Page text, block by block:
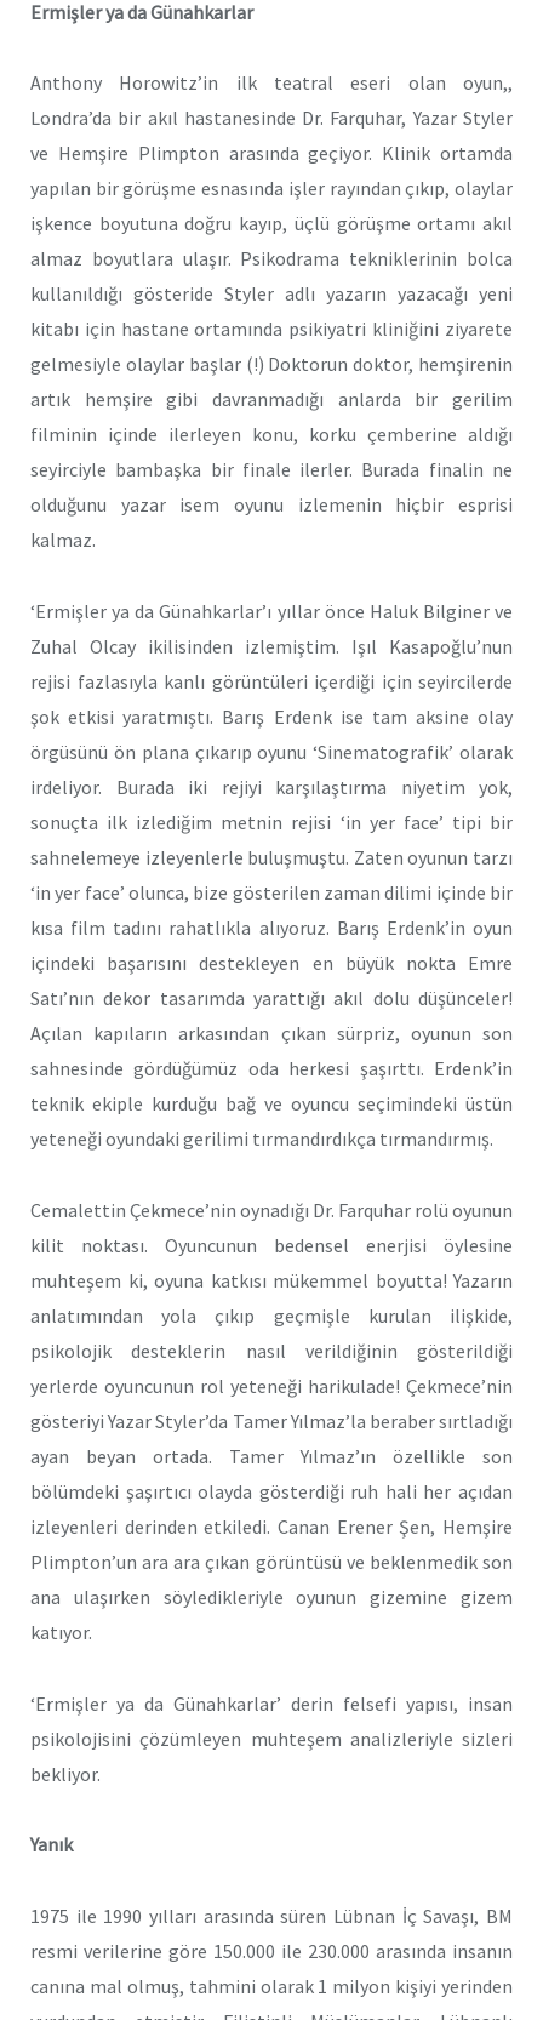
Ermişler ya da Günahkarlar
Anthony Horowitz’in ilk teatral eseri olan oyun,,
Londra’da bir akıl hastanesinde Dr. Farquhar, Yazar Styler
ve Hemşire Plimpton arasında geçiyor. Klinik ortamda
yapılan bir görüşme esnasında işler rayından çıkıp, olaylar
işkence boyutuna doğru kayıp, üçlü görüşme ortamı akıl
almaz boyutlara ulaşır. Psikodrama tekniklerinin bolca
kullanıldığı gösteride Styler adlı yazarın yazacağı yeni
kitabı için hastane ortamında psikiyatri kliniğini ziyarete
gelmesiyle olaylar başlar (!) Doktorun doktor, hemşirenin
artık hemşire gibi davranmadığı anlarda bir gerilim
filminin içinde ilerleyen konu, korku çemberine aldığı
seyirciyle bambaşka bir finale ilerler. Burada finalin ne
olduğunu yazar isem oyunu izlemenin hiçbir esprisi
kalmaz.
‘Ermişler ya da Günahkarlar’ı yıllar önce Haluk Bilginer ve
Zuhal Olcay ikilisinden izlemiştim. Işıl Kasapoğlu’nun
rejisi fazlasıyla kanlı görüntüleri içerdiği için seyircilerde
şok etkisi yaratmıştı. Barış Erdenk ise tam aksine olay
örgüsünü ön plana çıkarıp oyunu ‘Sinematografik’ olarak
irdeliyor. Burada iki rejiyi karşılaştırma niyetim yok,
sonuçta ilk izlediğim metnin rejisi ‘in yer face’ tipi bir
sahnelemeye izleyenlerle buluşmuştu. Zaten oyunun tarzı
‘in yer face’ olunca, bize gösterilen zaman dilimi içinde bir
kısa film tadını rahatlıkla alıyoruz. Barış Erdenk’in oyun
içindeki başarısını destekleyen en büyük nokta Emre
Satı’nın dekor tasarımda yarattığı akıl dolu düşünceler!
Açılan kapıların arkasından çıkan sürpriz, oyunun son
sahnesinde gördüğümüz oda herkesi şaşırttı. Erdenk’in
teknik ekiple kurduğu bağ ve oyuncu seçimindeki üstün
yeteneği oyundaki gerilimi tırmandırdıkça tırmandırmış.
Cemalettin Çekmece’nin oynadığı Dr. Farquhar rolü oyunun
kilit noktası. Oyuncunun bedensel enerjisi öylesine
muhteşem ki, oyuna katkısı mükemmel boyutta! Yazarın
anlatımından yola çıkıp geçmişle kurulan ilişkide,
psikolojik desteklerin nasıl verildiğinin gösterildiği
yerlerde oyuncunun rol yeteneği harikulade! Çekmece’nin
gösteriyi Yazar Styler’da Tamer Yılmaz’la beraber sırtladığı
ayan beyan ortada. Tamer Yılmaz’ın özellikle son
bölümdeki şaşırtıcı olayda gösterdiği ruh hali her açıdan
izleyenleri derinden etkiledi. Canan Erener Şen, Hemşire
Plimpton’un ara ara çıkan görüntüsü ve beklenmedik son
ana ulaşırken söyledikleriyle oyunun gizemine gizem
katıyor.
‘Ermişler ya da Günahkarlar’ derin felsefi yapısı, insan
psikolojisini çözümleyen muhteşem analizleriyle sizleri
bekliyor.
Yanık
1975 ile 1990 yılları arasında süren Lübnan İç Savaşı, BM
resmi verilerine göre 150.000 ile 230.000 arasında insanın
canına mal olmuş, tahmini olarak 1 milyon kişiyi yerinden